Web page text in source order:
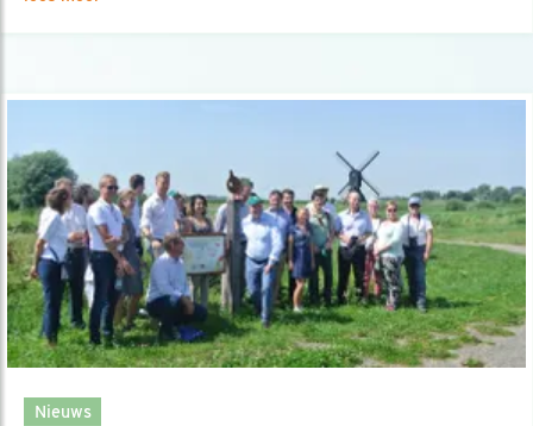
Nieuws